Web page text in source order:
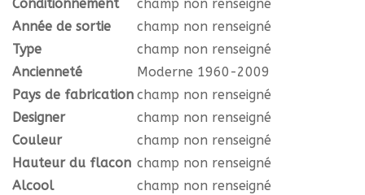
Conditionnement
champ non renseigné
Année de sortie
champ non renseigné
Type
champ non renseigné
Ancienneté
Moderne 1960-2009
Pays de fabrication champ non renseigné
Designer
champ non renseigné
Couleur
champ non renseigné
Hauteur du flacon champ non renseigné
Alcool
champ non renseigné